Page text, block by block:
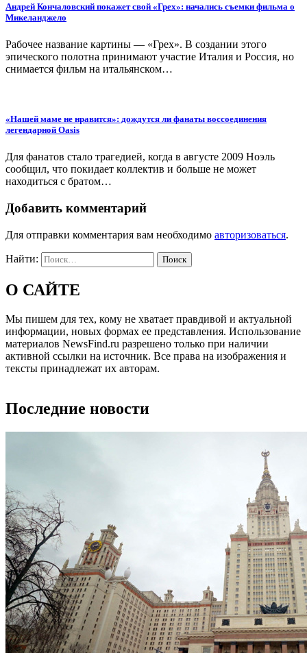
Андрей Кончаловский покажет свой «Грех»: начались съемки фильма о
Микеланджело
Рабочее название картины — «Грех». В создании этого
эпического полотна принимают участие Италия и Россия, но
снимается фильм на итальянском…
«Нашей маме не нравится»: дождутся ли фанаты воcсоединения
легендарной Oasis
Для фанатов стало трагедией, когда в августе 2009 Ноэль
сообщил, что покидает коллектив и больше не может
находиться с братом…
Добавить комментарий
Для отправки комментария вам необходимо авторизоваться.
Найти:
О САЙТЕ
Мы пишем для тех, кому не хватает правдивой и актуальной
информации, новых формах ее представления. Использование
материалов NewsFind.ru разрешено только при наличии
активной ссылки на источник. Все права на изображения и
тексты принадлежат их авторам.
Последние новости